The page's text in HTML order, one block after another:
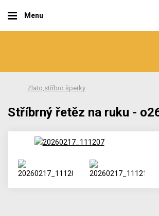
Menu
Zlato,stříbro šperky
Stříbrný řetěz na ruku -